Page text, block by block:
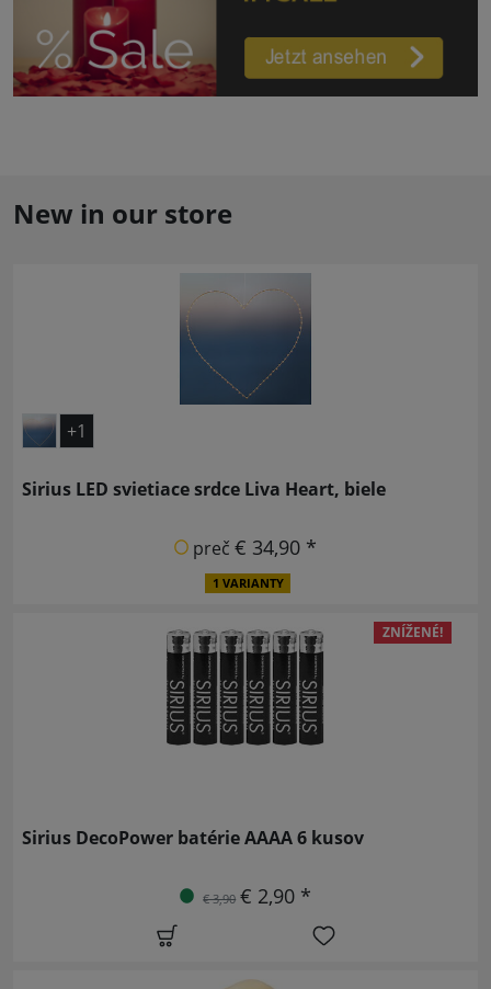
New in our store
+1
Sirius LED svietiace srdce Liva Heart, biele
preč€ 34,90 *
1 VARIANTY
ZNÍŽENÉ!
Sirius DecoPower batérie AAAA 6 kusov
€ 3,90 € 2,90 *